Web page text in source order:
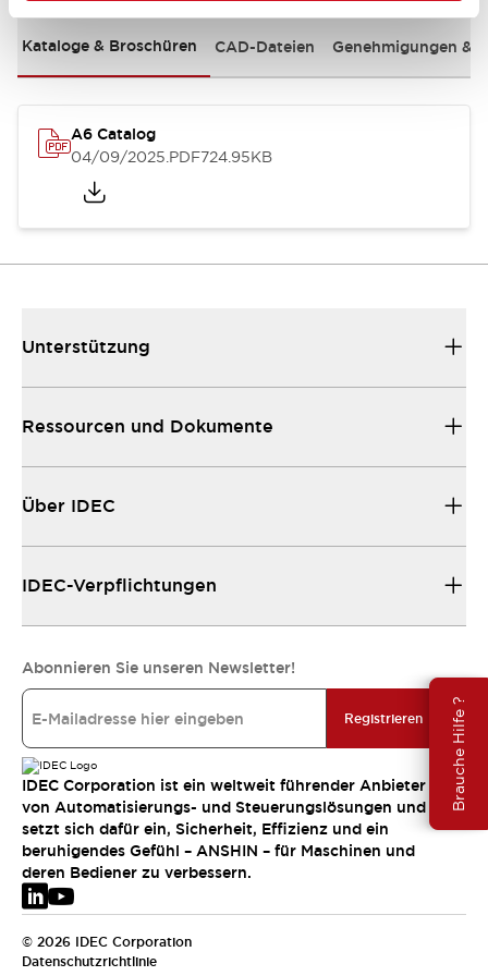
Brauche Hilfe ?
Kataloge & Broschüren CAD-Dateien Genehmigungen &
A6 Catalog
04/09/2025.PDF724.95KB
Unterstützung
Ressourcen und Dokumente
Über IDEC
IDEC-Verpflichtungen
Abonnieren Sie unseren Newsletter!
Registrieren
IDEC Corporation ist ein weltweit führender Anbieter
von Automatisierungs- und Steuerungslösungen und
setzt sich dafür ein, Sicherheit, Effizienz und ein
beruhigendes Gefühl – ANSHIN – für Maschinen und
deren Bediener zu verbessern.
© 2026 IDEC Corporation
Datenschutzrichtlinie